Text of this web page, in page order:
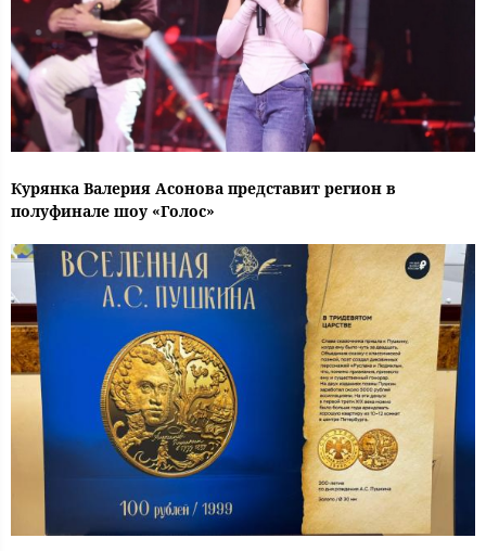
Курянка Валерия Асонова представит регион в
полуфинале шоу «Голос»